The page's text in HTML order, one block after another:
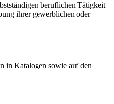
beruflichen Tätigkeit
ihrer gewerblichen oder
in Katalogen sowie auf den